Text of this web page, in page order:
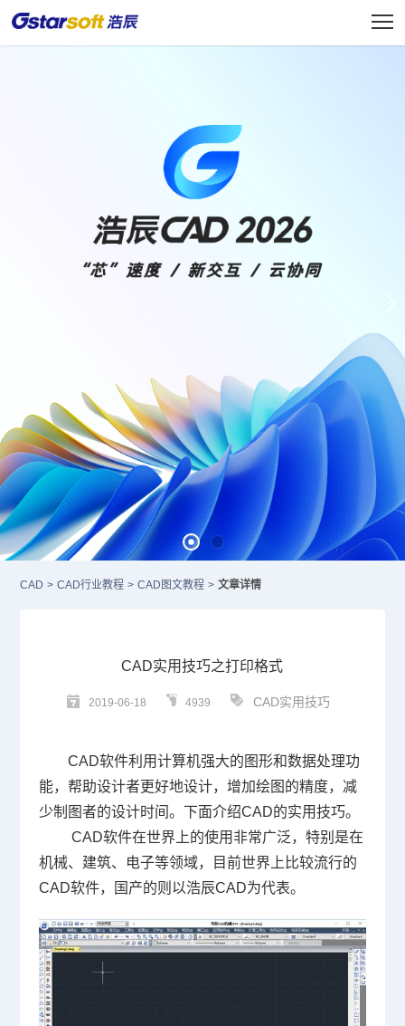
CAD > CAD行业教程 > CAD图文教程 > 文章详情
CAD实用技巧之打印格式
2019-06-18 4939 CAD实用技巧
CAD软件利用计算机强大的图形和数据处理功
能，帮助设计者更好地设计，增加绘图的精度，减
少制图者的设计时间。下面介绍CAD的实用技巧。
CAD软件在世界上的使用非常广泛，特别是在
机械、建筑、电子等领域，目前世界上比较流行的
CAD软件，国产的则以浩辰CAD为代表。